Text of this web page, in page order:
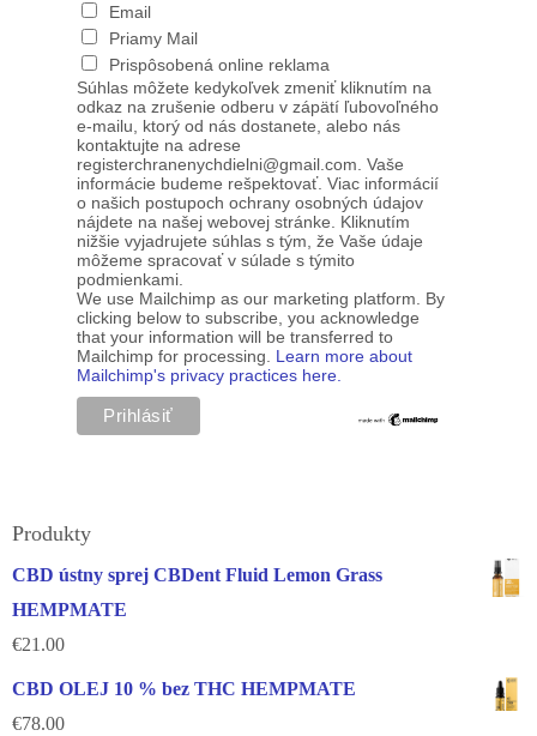
Email
Priamy Mail
Prispôsobená online reklama
Súhlas môžete kedykoľvek zmeniť kliknutím na
odkaz na zrušenie odberu v zápätí ľubovoľného
e-mailu, ktorý od nás dostanete, alebo nás
kontaktujte na adrese
registerchranenychdielni@gmail.com. Vaše
informácie budeme rešpektovať. Viac informácií
o našich postupoch ochrany osobných údajov
nájdete na našej webovej stránke. Kliknutím
nižšie vyjadrujete súhlas s tým, že Vaše údaje
môžeme spracovať v súlade s týmito
podmienkami.
We use Mailchimp as our marketing platform. By
clicking below to subscribe, you acknowledge
that your information will be transferred to
Mailchimp for processing. Learn more about
Mailchimp's privacy practices here.
Produkty
CBD ústny sprej CBDent Fluid Lemon Grass
HEMPMATE
€21.00
CBD OLEJ 10 % bez THC HEMPMATE
€78.00